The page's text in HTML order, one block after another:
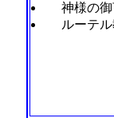
神様の御
ルーテル